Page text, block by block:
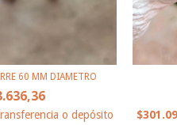
60 MM DIAMETRO
o depósito